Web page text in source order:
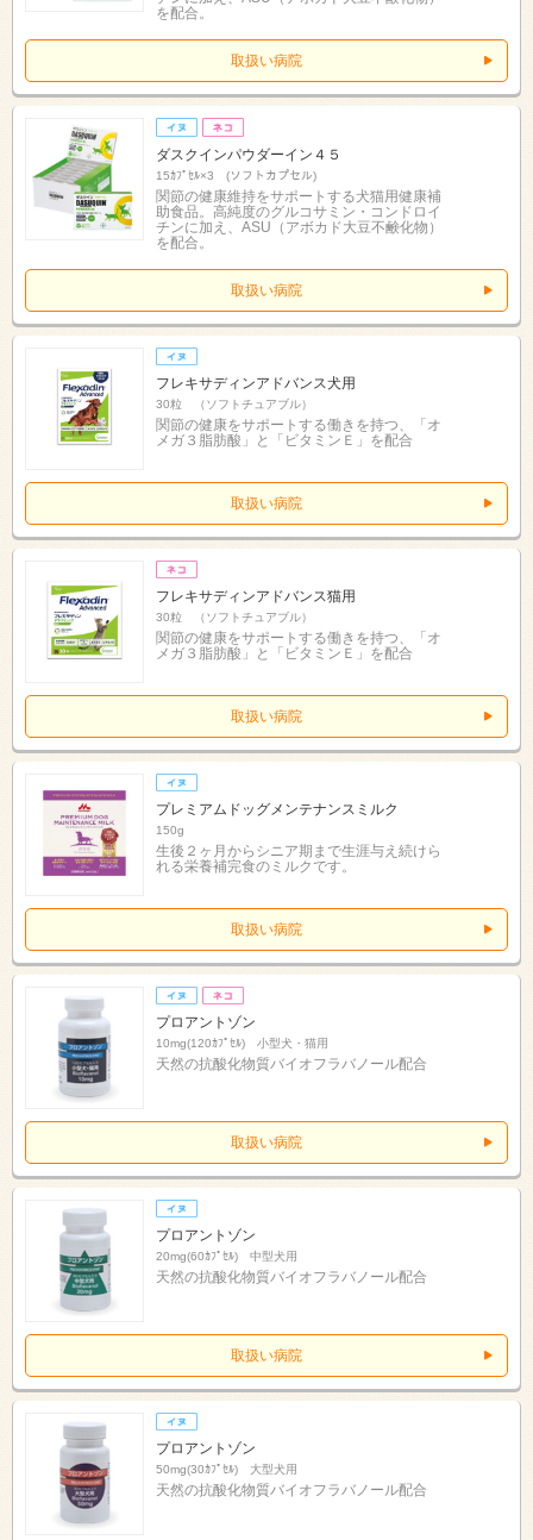
を配合。
取扱い病院
ダスクインパウダーイン４５
15ｶﾌﾟｾﾙ×3 (ソフトカプセル)
関節の健康維持をサポートする犬猫用健康補
助食品。高純度のグルコサミン・コンドロイ
チンに加え、ASU（アボカド大豆不鹸化物）
を配合。
取扱い病院
フレキサディンアドバンス犬用
30粒 （ソフトチュアブル）
関節の健康をサポートする働きを持つ、「オ
メガ３脂肪酸」と「ビタミンＥ」を配合
取扱い病院
フレキサディンアドバンス猫用
30粒 （ソフトチュアブル）
関節の健康をサポートする働きを持つ、「オ
メガ３脂肪酸」と「ビタミンＥ」を配合
取扱い病院
プレミアムドッグメンテナンスミルク
150g
生後２ヶ月からシニア期まで生涯与え続けら
れる栄養補完食のミルクです。
取扱い病院
プロアントゾン
10mg(120ｶﾌﾟｾﾙ) 小型犬・猫用
天然の抗酸化物質バイオフラバノール配合
取扱い病院
プロアントゾン
20mg(60ｶﾌﾟｾﾙ) 中型犬用
天然の抗酸化物質バイオフラバノール配合
取扱い病院
プロアントゾン
50mg(30ｶﾌﾟｾﾙ) 大型犬用
天然の抗酸化物質バイオフラバノール配合